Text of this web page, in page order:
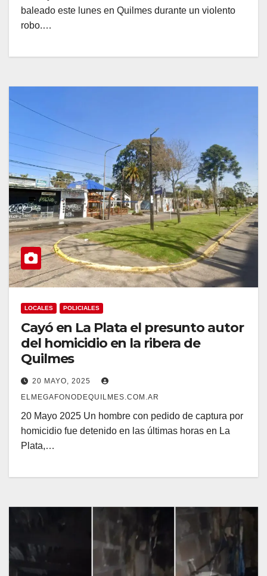
baleado este lunes en Quilmes durante un violento
robo.…
LOCALES POLICIALES
Cayó en La Plata el presunto autor
del homicidio en la ribera de
Quilmes
20 MAYO, 2025
ELMEGAFONODEQUILMES.COM.AR
20 Mayo 2025 Un hombre con pedido de captura por
homicidio fue detenido en las últimas horas en La
Plata,…